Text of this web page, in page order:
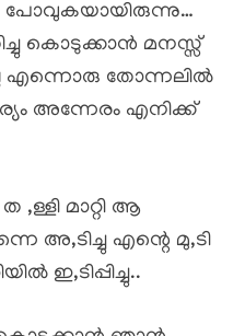
പോവുകയായിരുന്നു…
കൊടുക്കാൻ മനസ്സ്
എന്നൊരു തോന്നലിൽ
അന്നേരം എനിക്ക്
,ള്ളി മാറ്റി ആ
അ,ടിച്ചു എന്റെ മു,ടി
ഇ,ടിപ്പിച്ചു..